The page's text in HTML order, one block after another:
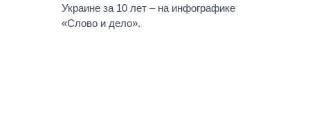
Украине за 10 лет – на инфографике
«Слово и дело».